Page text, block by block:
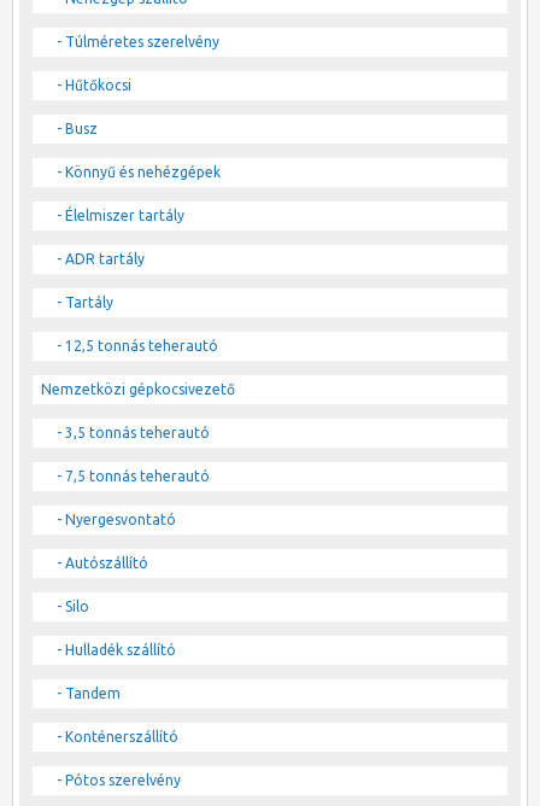
- Túlméretes szerelvény
- Hűtőkocsi
- Busz
- Könnyű és nehézgépek
- Élelmiszer tartály
- ADR tartály
- Tartály
- 12,5 tonnás teherautó
Nemzetközi gépkocsivezető
- 3,5 tonnás teherautó
- 7,5 tonnás teherautó
- Nyergesvontató
- Autószállító
- Silo
- Hulladék szállító
- Tandem
- Konténerszállító
- Pótos szerelvény